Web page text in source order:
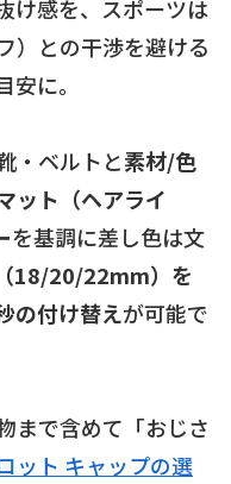
け感を、スポーツは
）との干渉を避ける
安に。
・ベルトと素材/色
ット（ヘアライ
を基調に差し色は文
18/20/22mm） を
の付け替えが可能で
まで含めて「おじさ
ット キャップの選